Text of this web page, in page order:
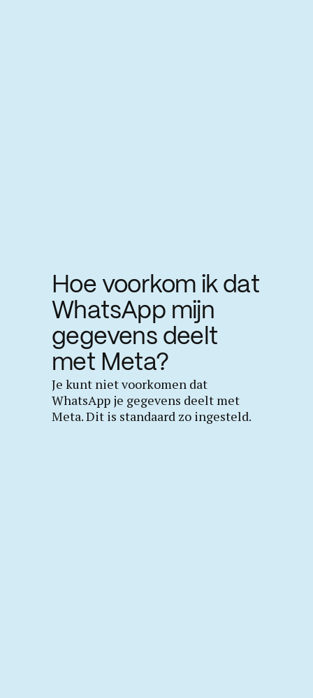
Hoe voorkom ik dat
WhatsApp mijn
gegevens deelt
met Meta?
Je kunt niet voorkomen dat
WhatsApp je gegevens deelt met
Meta. Dit is standaard zo ingesteld.